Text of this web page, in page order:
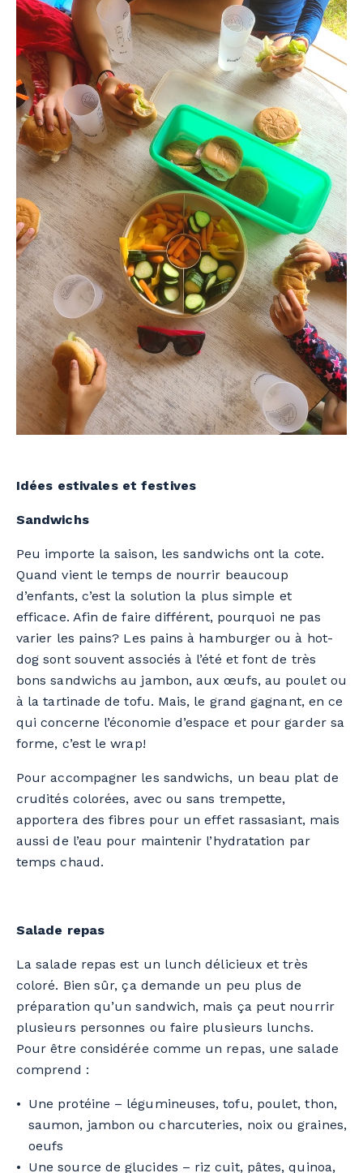
Idées estivales et festives
Sandwichs
Peu importe la saison, les sandwichs ont la cote.
Quand vient le temps de nourrir beaucoup
d’enfants, c’est la solution la plus simple et
efficace. Afin de faire différent, pourquoi ne pas
varier les pains? Les pains à hamburger ou à hot-
dog sont souvent associés à l’été et font de très
bons sandwichs au jambon, aux œufs, au poulet ou
à la tartinade de tofu. Mais, le grand gagnant, en ce
qui concerne l’économie d’espace et pour garder sa
forme, c’est le wrap!
Pour accompagner les sandwichs, un beau plat de
crudités colorées, avec ou sans trempette,
apportera des fibres pour un effet rassasiant, mais
aussi de l’eau pour maintenir l’hydratation par
temps chaud.
Salade repas
La salade repas est un lunch délicieux et très
coloré. Bien sûr, ça demande un peu plus de
préparation qu’un sandwich, mais ça peut nourrir
plusieurs personnes ou faire plusieurs lunchs.
Pour être considérée comme un repas, une salade
comprend :
Une protéine – légumineuses, tofu, poulet, thon,
saumon, jambon ou charcuteries, noix ou graines,
oeufs
Une source de glucides – riz cuit, pâtes, quinoa,